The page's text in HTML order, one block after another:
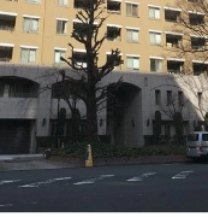
住宅ロー
ンシミュ
レーショ
ン
購入ガイ
売却ガイ
ド